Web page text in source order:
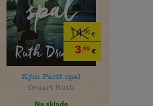
14,90 €
3,95 €
Kým Paríž spal
Druart Ruth
Na sklade